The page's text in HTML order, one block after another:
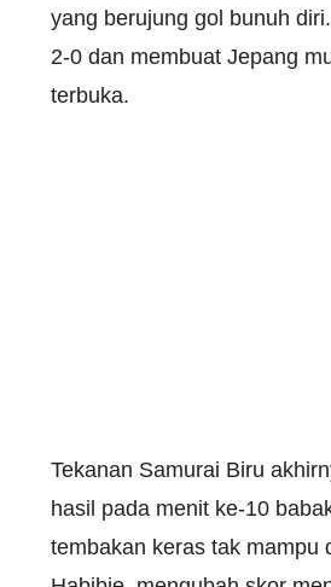
yang berujung gol bunuh
2-0 dan membuat Jepang
terbuka.
Tekanan Samurai Biru
hasil pada menit ke-10
tembakan keras tak mampu